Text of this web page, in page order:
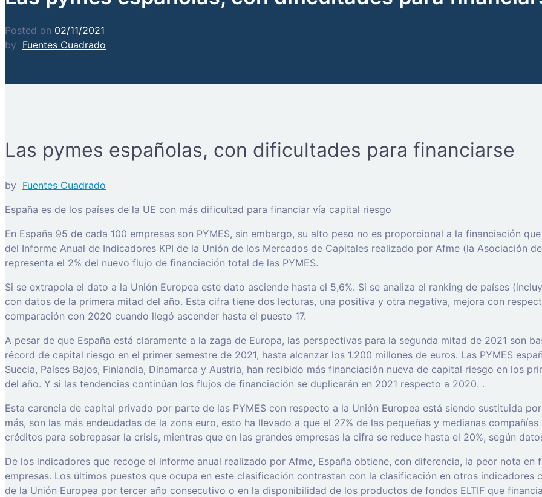
Posted on 02/11/2021
by Fuentes Cuadrado
Las pymes españolas, con dificultades para financiarse
by Fuentes Cuadrado
España es de los países de la UE con más dificultad para financiar vía capital riesgo
En España 95 de cada 100 empresas son PYMES, sin embargo, su alto peso no es proporcional a la financiación
del Informe Anual de Indicadores KPI de la Unión de los Mercados de Capitales realizado por Afme (la Asociación
representa el 2% del nuevo flujo de financiación total de las PYMES.
Si se extrapola el dato a la Unión Europea este dato asciende hasta el 5,6%. Si se analiza el ranking de países
con datos de la primera mitad del año. Esta cifra tiene dos lecturas, una positiva y otra negativa, mejora con
comparación con 2020 cuando llegó ascender hasta el puesto 17.
A pesar de que España está claramente a la zaga de Europa, las perspectivas para la segunda mitad de 2021 son
récord de capital riesgo en el primer semestre de 2021, hasta alcanzar los 1.200 millones de euros. Las PYMES
Suecia, Países Bajos, Finlandia, Dinamarca y Austria, han recibido más financiación nueva de capital riesgo en los
del año. Y si las tendencias continúan los flujos de financiación se duplicarán en 2021 respecto a 2020. .
Esta carencia de capital privado por parte de las PYMES con respecto a la Unión Europea está siendo sustituida
más, son las más endeudadas de la zona euro, esto ha llevado a que el 27% de las pequeñas y medianas
créditos para sobrepasar la crisis, mientras que en las grandes empresas la cifra se reduce hasta el 20%, según
De los indicadores que recoge el informe anual realizado por Afme, España obtiene, con diferencia, la peor nota
empresas. Los últimos puestos que ocupa en este clasificación contrastan con la clasificación en otros
de la Unión Europea por tercer año consecutivo o en la disponibilidad de los productos de fondos ELTIF que